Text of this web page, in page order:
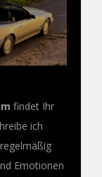
findet Ihr
ich
Emotionen